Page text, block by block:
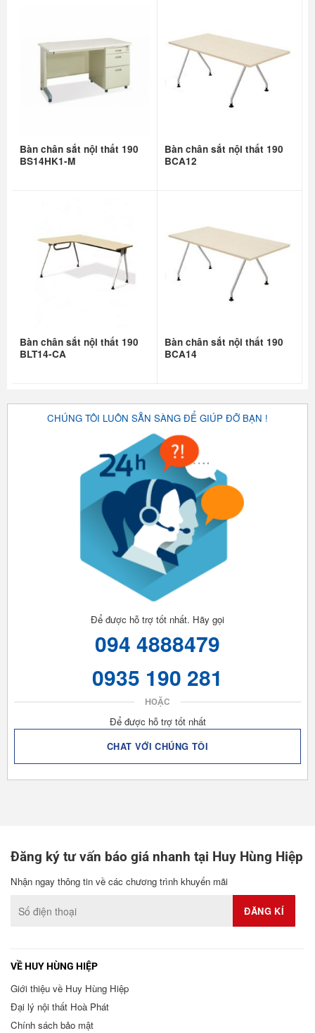
Bàn chân sắt nội thất 190
BS14HK1-M
Bàn chân sắt nội thất 190
BCA12
Bàn chân sắt nội thất 190
BLT14-CA
Bàn chân sắt nội thất 190
BCA14
CHÚNG TÔI LUÔN SẴN SÀNG ĐỂ GIÚP ĐỠ BẠN !
Để được hỗ trợ tốt nhất. Hãy gọi
094 4888479
0935 190 281
HOẶC
Để được hỗ trợ tốt nhất
CHAT VỚI CHÚNG TÔI
Đăng ký tư vấn báo giá nhanh tại Huy Hùng Hiệp
Nhận ngay thông tin về các chương trình khuyến mãi
VỀ HUY HÙNG HIỆP
Giới thiệu về Huy Hùng Hiệp
Đại lý nội thất Hoà Phát
Chính sách bảo mật